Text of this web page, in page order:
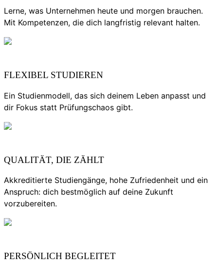
Lerne, was Unternehmen heute und morgen brauchen.
Mit Kompetenzen, die dich langfristig relevant halten.
FLEXIBEL STUDIEREN
Ein Studienmodell, das sich deinem Leben anpasst und
dir Fokus statt Prüfungschaos gibt.
QUALITÄT, DIE ZÄHLT
Akkreditierte Studiengänge, hohe Zufriedenheit und ein
Anspruch: dich bestmöglich auf deine Zukunft
vorzubereiten.
PERSÖNLICH BEGLEITET